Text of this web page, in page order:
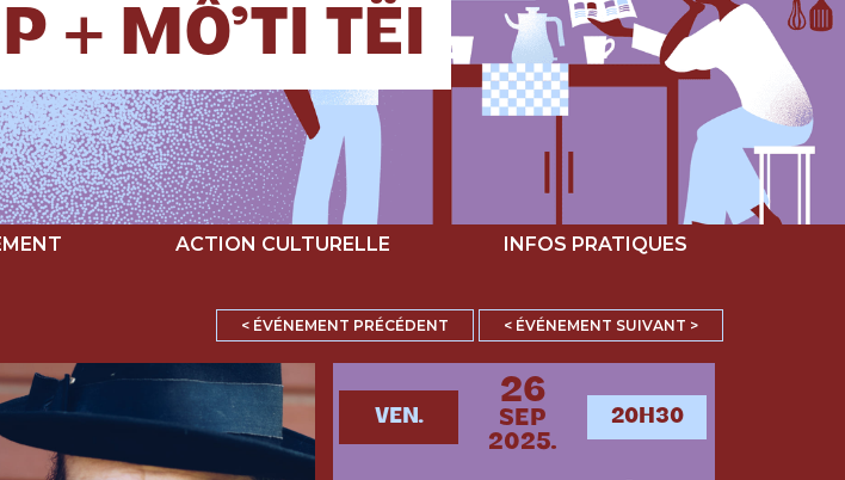
+ MÔ’TI TËI
ACTION CULTURELLE INFOS PRATIQUES
< ÉVÉNEMENT PRÉCÉDENT < ÉVÉNEMENT SUIVANT >
VEN.
26
SEP
2025.
20H30